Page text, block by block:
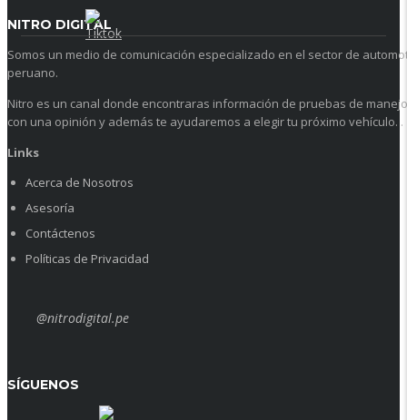
NITRO DIGITAL
Somos un medio de comunicación especializado en el sector de
peruano.
Nitro es un canal donde encontraras información de pruebas de manejo
con una opinión y además te ayudaremos a elegir tu próximo vehículo. .
Links
Acerca de Nosotros
Asesoría
Contáctenos
Políticas de Privacidad
@nitrodigital.pe
SÍGUENOS